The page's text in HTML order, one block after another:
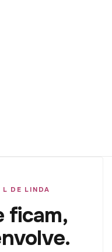
L DE LINDA
ficam,